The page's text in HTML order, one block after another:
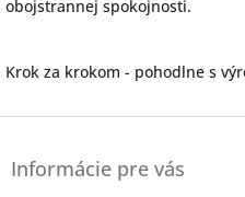
obojstrannej spokojnosti.
Krok za krokom - pohodlne s
Informácie pre vás